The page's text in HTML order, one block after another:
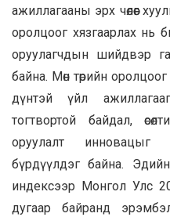
ажиллагааны эрх чөлөөг
оролцоог хязгаарлах нь
оруулагчдын шийдвэр
байна. Мөн төрийн
дүнтэй үйл
тогтвортой байдал,
оруулалт
бүрдүүлдэг байна. Эдийн
индексээр Монгол Улс
дугаар байранд